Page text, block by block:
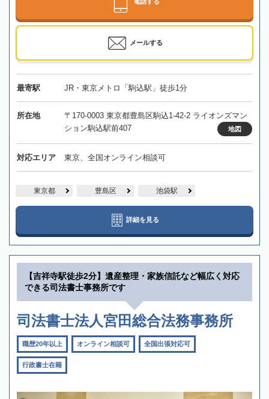
メールする
最寄駅 JR・東京メトロ「駒込駅」徒歩1分
所在地
〒170-0003 東京都豊島区駒込1-42-2 ライオンズマン
ション駒込駅前407
地図
対応エリア 東京、全国オンライン相談可
東京都 豊島区 池袋駅
詳細を見る
【吉祥寺駅徒歩2分】遺産整理・家族信託など幅広く対応
できる司法書士事務所です
司法書士法人宮田総合法務事務所
職歴20年以上 オンライン相談可 全国出張対応可
行政書士在籍